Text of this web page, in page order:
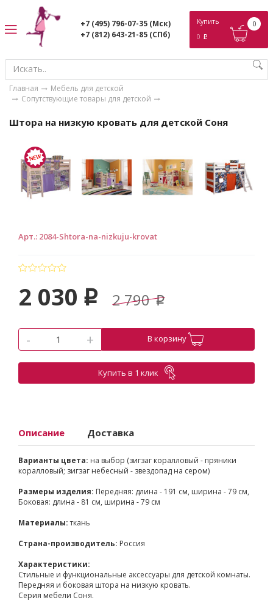
+7 (495) 796-07-35 (Мск)
+7 (812) 643-21-85 (СПб)
Купить
0 p
0
Главная
Мебель для детской
Сопутствующие товары для детской
Штора на низкую кровать для детской Соня
Арт.: 2084-Shtora-na-nizkuju-krovat
2 030 p 2 790 p
- + В корзину
Купить в 1 клик
Описание Доставка
Варианты цвета: на выбор (зигзаг коралловый - пряники
коралловый; зигзаг небесный - звездопад на сером)
Размеры изделия: Передняя: длина - 191 см, ширина - 79 см,
Боковая: длина - 81 см, ширина - 79 см
Материалы:ткань
Страна-производитель: Россия
Характеристики:
Стильные и функциональные аксессуары для детской комнаты.
Передняя и боковая штора на низкую кровать.
Серия мебели Соня.